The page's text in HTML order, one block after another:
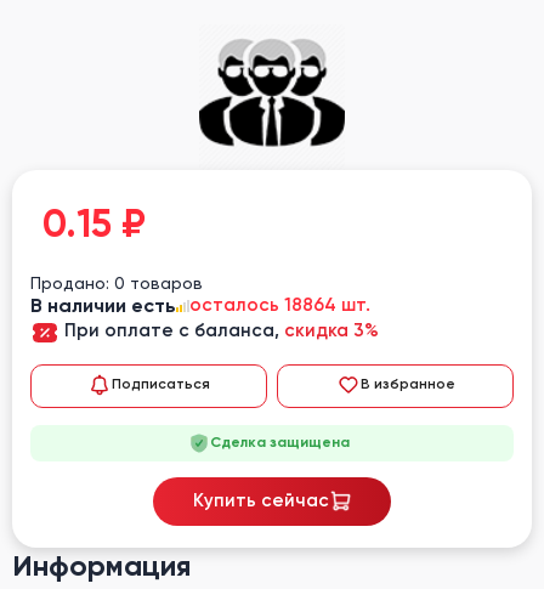
Информация
0.15 ₽
Продано: 0 товаров
В наличии есть
осталось 18864 шт.
При оплате с баланса, скидка 3%
Подписаться В избранное
Сделка защищена
Купить сейчас